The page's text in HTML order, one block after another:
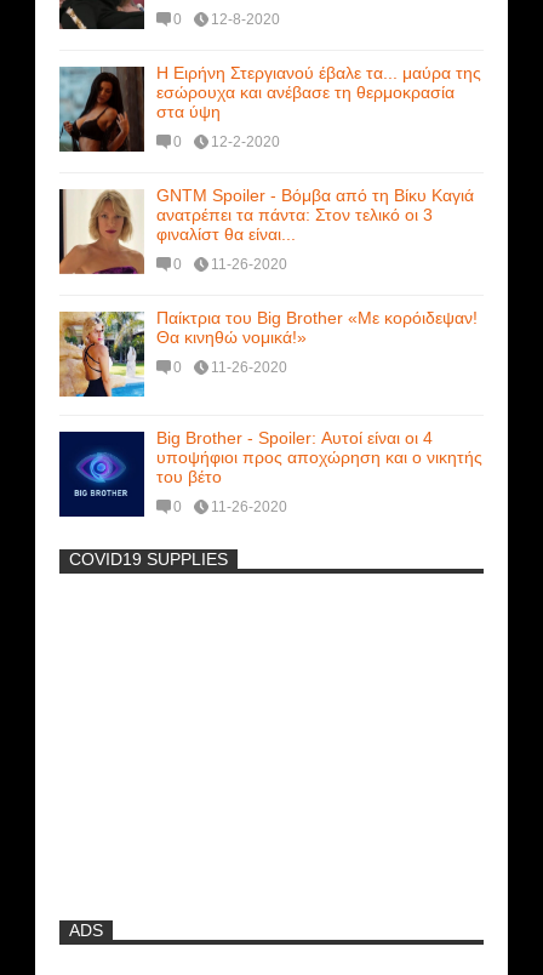
0 12-8-2020
Η Ειρήνη Στεργιανού έβαλε τα... μαύρα της
εσώρουχα και ανέβασε τη θερμοκρασία
στα ύψη
0 12-2-2020
GNTM Spoiler - Βόμβα από τη Βίκυ Καγιά
ανατρέπει τα πάντα: Στον τελικό οι 3
φιναλίστ θα είναι...
0 11-26-2020
Παίκτρια του Big Brother «Με κορόιδεψαν!
Θα κινηθώ νομικά!»
0 11-26-2020
Big Brother - Spoiler: Αυτοί είναι οι 4
υποψήφιοι προς αποχώρηση και ο νικητής
του βέτο
0 11-26-2020
-
COVID19 SUPPLIES
ADS